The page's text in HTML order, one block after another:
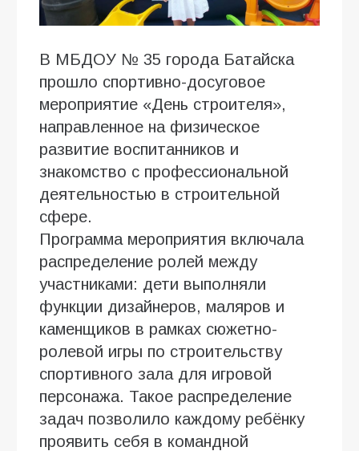
В МБДОУ № 35 города Батайска
прошло спортивно-досуговое
мероприятие «День строителя»,
направленное на физическое
развитие воспитанников и
знакомство с профессиональной
деятельностью в строительной
сфере.
Программа мероприятия включала
распределение ролей между
участниками: дети выполняли
функции дизайнеров, маляров и
каменщиков в рамках сюжетно-
ролевой игры по строительству
спортивного зала для игровой
персонажа. Такое распределение
задач позволило каждому ребёнку
проявить себя в командной